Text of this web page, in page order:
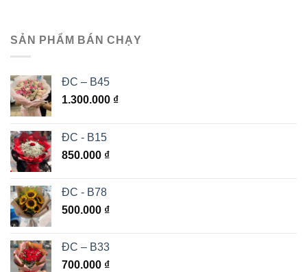
SẢN PHẨM BÁN CHẠY
ĐC – B45
1.300.000 ₫
ĐC - B15
850.000 ₫
ĐC - B78
500.000 ₫
ĐC – B33
700.000 ₫